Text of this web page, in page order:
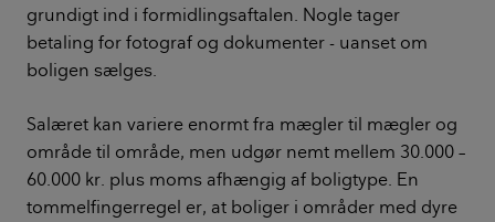
grundigt ind i formidlingsaftalen. Nogle tager
betaling for fotograf og dokumenter - uanset om
boligen sælges.
Salæret kan variere enormt fra mægler til mægler og
område til område, men udgør nemt mellem 30.000 –
60.000 kr. plus moms afhængig af boligtype. En
tommelfingerregel er, at boliger i områder med dyre